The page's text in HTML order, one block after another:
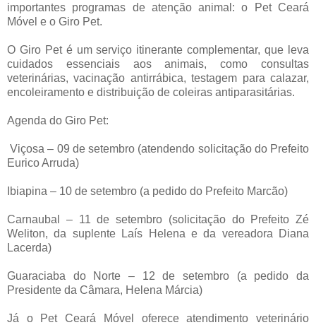
importantes programas de atenção animal: o Pet Ceará
Móvel e o Giro Pet.
O Giro Pet é um serviço itinerante complementar, que leva
cuidados essenciais aos animais, como consultas
veterinárias, vacinação antirrábica, testagem para calazar,
encoleiramento e distribuição de coleiras antiparasitárias.
Agenda do Giro Pet:
Viçosa – 09 de setembro (atendendo solicitação do Prefeito
Eurico Arruda)
Ibiapina – 10 de setembro (a pedido do Prefeito Marcão)
Carnaubal – 11 de setembro (solicitação do Prefeito Zé
Weliton, da suplente Laís Helena e da vereadora Diana
Lacerda)
Guaraciaba do Norte – 12 de setembro (a pedido da
Presidente da Câmara, Helena Márcia)
Já o Pet Ceará Móvel oferece atendimento veterinário